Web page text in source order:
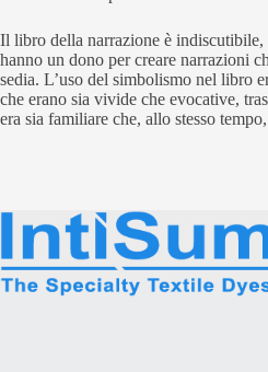
Il libro della narrazione è
hanno un dono per creare narrazioni
sedia. L’uso del simbolismo nel libro
che erano sia vivide che evocative,
era sia familiare che, allo stesso